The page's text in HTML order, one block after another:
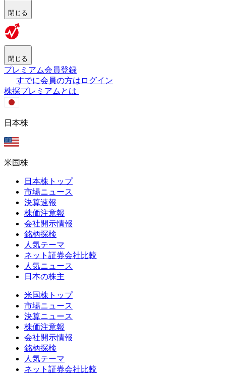
閉じる
閉じる
プレミアム会員登録
すでに会員の方はログイン
株探プレミアムとは
日本株
米国株
日本株トップ
市場ニュース
決算速報
株価注意報
会社開示情報
銘柄探検
人気テーマ
ネット証券会社比較
人気ニュース
日本の株主
米国株トップ
市場ニュース
決算ニュース
株価注意報
会社開示情報
銘柄探検
人気テーマ
ネット証券会社比較